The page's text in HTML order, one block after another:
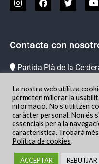
Contacta con
Partida Plà de la
Localización
La nostra web utilitza
permeten millorar la
informació. No s'utilitzen
caràcter personal. Només
essencials per a la
característica. Trobarà
Política de cookies.
ACCEPTAR REBUTJAR